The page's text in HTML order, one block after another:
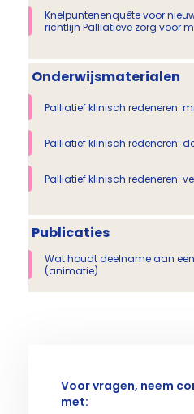
Knelpuntenenquête voor
richtlijn Palliatieve zorg voor
psychiatrische aandoening/
Onderwijsmaterialen
Palliatief klinisch redeneren:
Palliatief klinisch redeneren:
Palliatief klinisch redeneren:
Publicaties
Wat houdt deelname aan
(animatie)
Voor vragen, neem
met: